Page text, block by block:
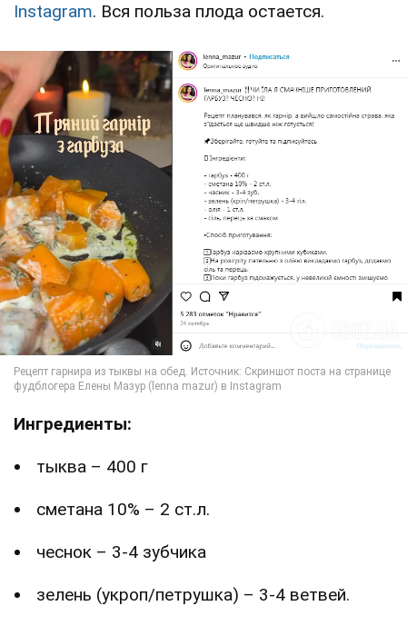
Instagram. Вся польза плода остается.
Ингредиенты:
тыква – 400 г
сметана 10% – 2 ст.л.
чеснок – 3-4 зубчика
зелень (укроп/петрушка) – 3-4 ветвей.